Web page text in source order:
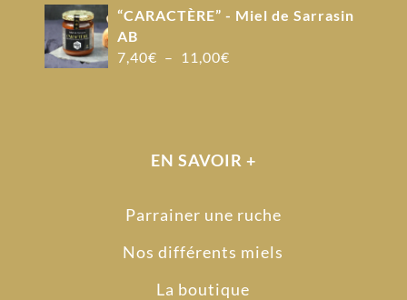
“CARACTÈRE” - Miel de Sarrasin
AB
7,40€ – 11,00€Plage
11,00€
EN SAVOIR +
Parrainer une ruche
Nos différents miels
La boutique